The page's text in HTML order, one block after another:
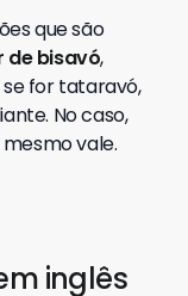
que são
de bisavó,
se for tataravó,
No caso,
vale.
inglês